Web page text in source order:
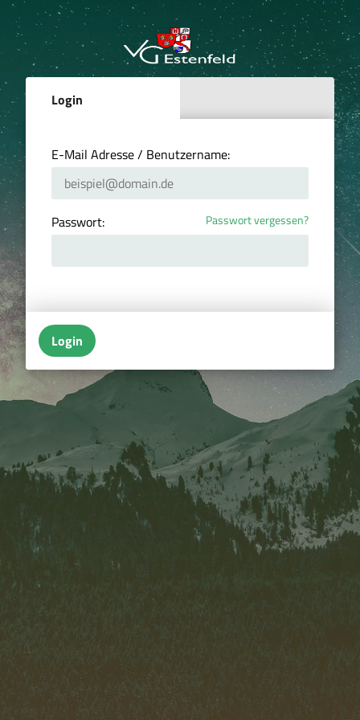
Login
E-Mail Adresse / Benutzername:
Passwort: Passwort vergessen?
Login